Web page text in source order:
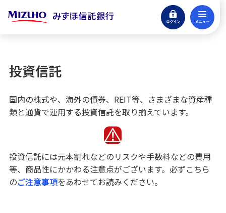
ログイン
閉じる
eサービスログイン
投資信託
投資信託基礎講座
投資信託
国内の株式や、海外の債券、REIT等、さまざまな資産種
類と通貨で運用する投資信託を取り揃えています。
投資信託には元本割れなどのリスクや手数料などの費用
等、商品性にかかわる注意点がございます。必ずこちら
のご注意事項をあわせてお読みください。